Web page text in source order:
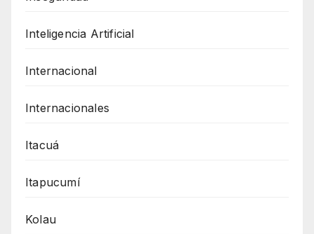
Inteligencia Artificial
Internacional
Internacionales
Itacuá
Itapucumí
Kolau